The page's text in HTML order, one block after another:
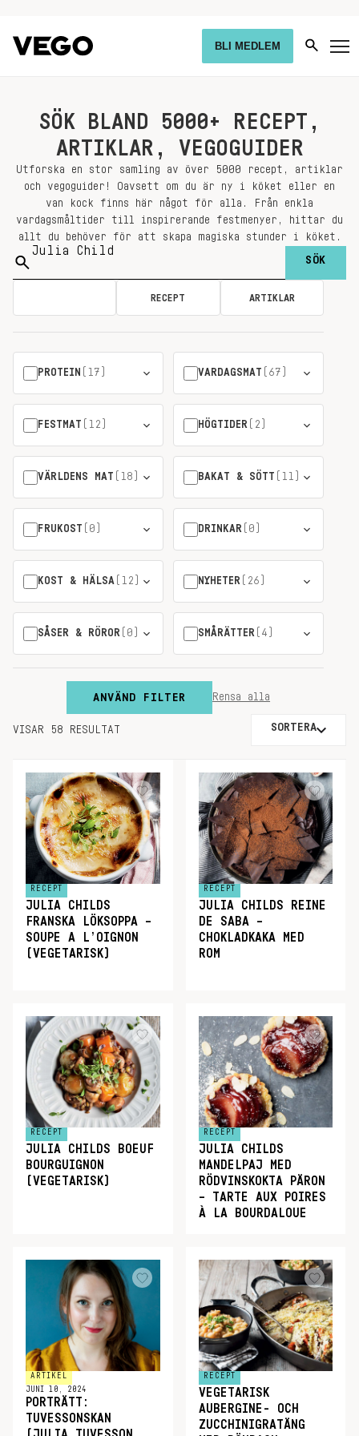
BLI MEDLEM
SÖK BLAND 5000+ RECEPT,
ARTIKLAR, VEGOGUIDER
Utforska en stor samling av över 5000 recept, artiklar
och vegoguider! Oavsett om du är ny i köket eller en
van kock finns här något för alla. Från enkla
vardagsmåltider till inspirerande festmenyer, hittar du
allt du behöver för att skapa magiska stunder i köket.
Sök
på:
RECEPT ARTIKLAR
PROTEIN (17) VARDAGSMAT (67)
FESTMAT (12) HÖGTIDER (2)
VÄRLDENS MAT (18) BAKAT & SÖTT (11)
FRUKOST (0) DRINKAR (0)
KOST & HÄLSA (12) NYHETER (26)
SÅSER & RÖROR (0) SMÅRÄTTER (4)
ANVÄND FILTER Rensa alla
VISAR 58 RESULTAT SORTERA
RECEPT
JULIA CHILDS
FRANSKA LÖKSOPPA –
SOUPE A L’OIGNON
(VEGETARISK)
RECEPT
JULIA CHILDS REINE
DE SABA –
CHOKLADKAKA MED
ROM
RECEPT
JULIA CHILDS BOEUF
BOURGUIGNON
(VEGETARISK)
RECEPT
JULIA CHILDS
MANDELPAJ MED
RÖDVINSKOKTA PÄRON
– TARTE AUX POIRES
À LA BOURDALOUE
ARTIKEL
JUNI 10, 2024
PORTRÄTT:
TUVESSONSKAN
RECEPT
VEGETARISK
AUBERGINE- OCH
ZUCCHINIGRATÄNG